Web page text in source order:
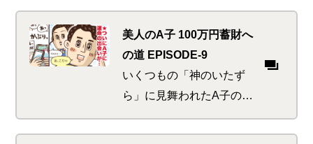
ていると、先日帰ってきた
実家の光景や家族との思い
出が…干し芋・濃い血・ひ
いじいちゃん…
美人のA子 100万円蓄財へ
の道 EPISODE-9
いくつもの「神のいたず
ら」に見舞われたA子の
夏。先輩美人S子や自分の
身に迫るピンチや心温まる